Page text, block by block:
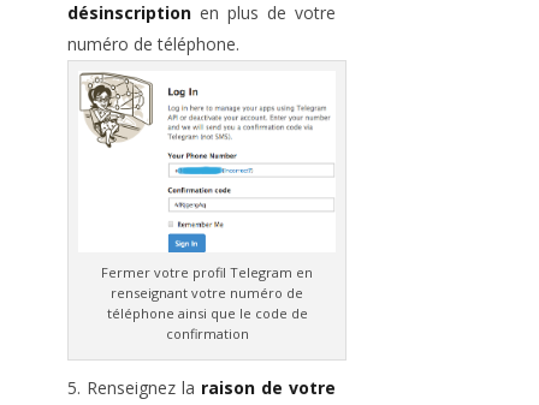
désinscription en plus de votre
numéro de téléphone.
Fermer votre profil Telegram en
renseignant votre numéro de
téléphone ainsi que le code de
confirmation
Renseignez la raison de votre